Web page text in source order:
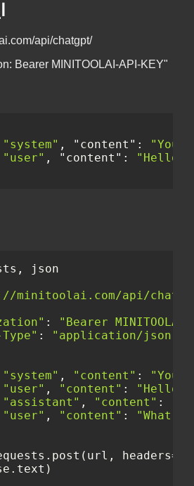
api/chatgpt/
Bearer MINITOOLAI-API-KEY"
"system" , "content" :
"You
"user" , "content" : "Hello"
json
minitoolai.com/api/
:
"Bearer
:
"application/json"
"system" , "content" :
"You
"user" , "content" : "Hello"
"assistant" , "content" :
"user" , "content" :